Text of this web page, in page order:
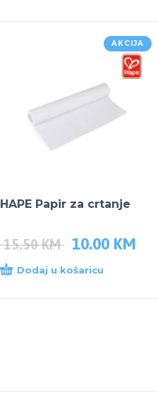
AKCIJA
HAPE Papir za crtanje
15.50KM 10.00 KM
Dodaj u košaricu